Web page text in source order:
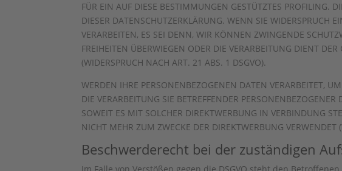
FÜR EIN AUF DIESE BESTIMMUNGEN GESTÜTZTES PROFILING.
DIESER DATENSCHUTZERKLÄRUNG. WENN SIE WIDERSPRUCH
VERARBEITEN, ES SEI DENN, WIR KÖNNEN ZWINGENDE
FREIHEITEN ÜBERWIEGEN ODER DIE VERARBEITUNG DIENT
(WIDERSPRUCH NACH ART. 21 ABS. 1 DSGVO).
WERDEN IHRE PERSONENBEZOGENEN DATEN VERARBEITET,
DIE VERARBEITUNG SIE BETREFFENDER
SOWEIT ES MIT SOLCHER DIREKTWERBUNG IN VERBINDUNG
NICHT MEHR ZUM ZWECKE DER DIREKTWERBUNG
Beschwerde­recht bei der zuständigen